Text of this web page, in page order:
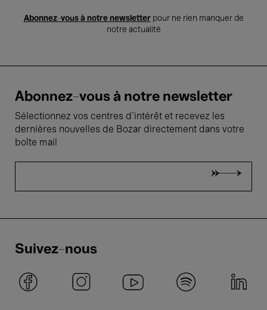
Abonnez-vous à notre newsletterpour ne rien manquer de
notre actualité
Abonnez-vous à notre newsletter
Sélectionnez vos centres d'intérêt et recevez les
dernières nouvelles de Bozar directement dans votre
boîte mail
Suivez-nous